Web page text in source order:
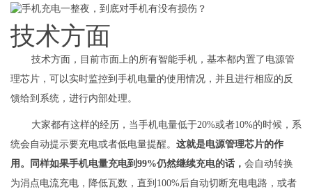
技术方面
技术方面，目前市面上的所有智能手机，基本都内置了电源管
理芯片，可以实时监控到手机电量的使用情况，并且进行相应的反
馈给到系统，进行内部处理。
大家都有这样的经历，当手机电量低于20%或者10%的时候，系
统会自动提示要充电或者低电量提醒。 这就是电源管理芯片的作
用。同样如果手机电量充电到99%仍然继续充电的话， 会自动转换
为涓点电流充电，降低瓦数，直到100%后自动切断充电电路，或者